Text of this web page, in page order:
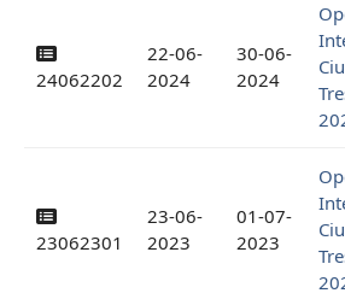
24062202
22-06-
2024
30-06-
2024
23062301
23-06-
2023
01-07-
2023